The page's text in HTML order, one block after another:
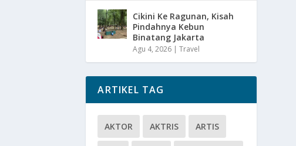
Cikini Ke Ragunan, Kisah
Pindahnya Kebun
Binatang Jakarta
Agu 4, 2026 |Travel
ARTIKEL TAG
AKTOR AKTRIS ARTIS